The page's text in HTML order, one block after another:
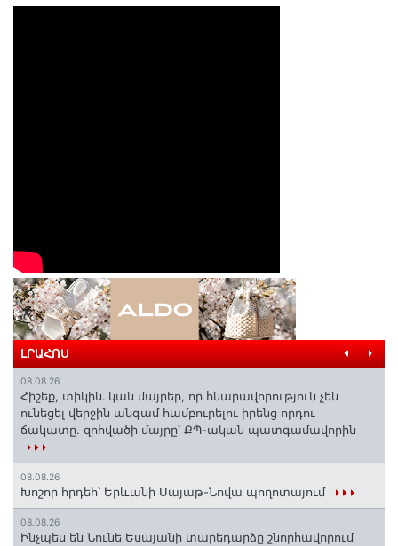
ԼՐԱՀՈՍ
08.08.26
Հիշեք, տիկին․ կան մայրեր, որ հնարավորություն չեն
ունեցել վերջին անգամ համբուրելու իրենց որդու
ճակատը. զոհվածի մայրը՝ ՔՊ-ական պատգամավորին
08.08.26
Խոշոր հրդեհ՝ Երևանի Սայաթ-Նովա պողոտայում
08.08.26
Ինչպես են Նունե Եսայանի տարեդարձը շնորհավորում